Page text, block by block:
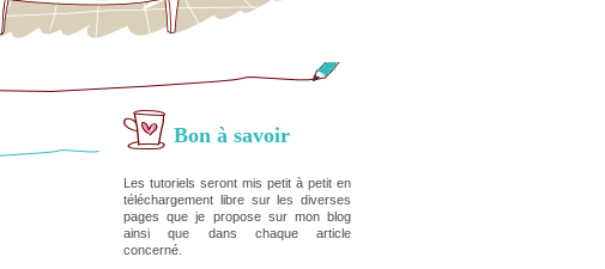
Bon à savoir
Les tutoriels seront mis petit à petit en
téléchargement libre sur les diverses
pages que je propose sur mon blog
ainsi que dans chaque article
concerné.